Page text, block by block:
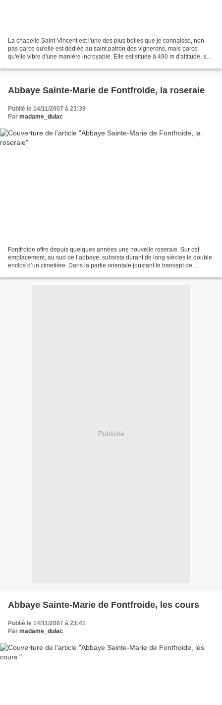
La chapelle Saint-Vincent est l'une des plus belles que je connaisse, non
pas parce qu'elle est dédiée au saint patron des vignerons, mais parce
qu'elle vibre d'une manière incroyable. Elle est située à 490 m d'altitude, sur
Abbaye Sainte-Marie de Fontfroide, la roseraie
Publié le 14/11/2007 à 23:39
Par madame_dulac
Fontfroide offre depuis quelques années une nouvelle roseraie. Sur cet
emplacement, au sud de l’abbaye, subsista durant de long siècles le double
enclos d’un cimetière. Dans la partie orientale jouxtant le transept de
Publicité
Abbaye Sainte-Marie de Fontfroide, les cours
Publié le 14/11/2007 à 23:41
Par madame_dulac